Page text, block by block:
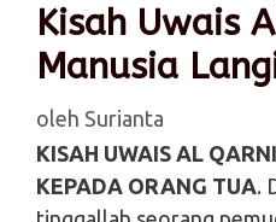
Kisah Uwais
Manusia
oleh Surianta
KISAH UWAIS AL
KEPADA ORANG TUA.